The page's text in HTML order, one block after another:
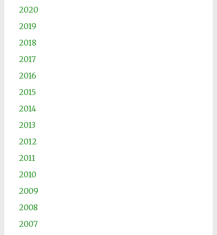
2020
2019
2018
2017
2016
2015
2014
2013
2012
2011
2010
2009
2008
2007